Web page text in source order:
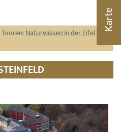
Naturwissen in der Eifel
Karte